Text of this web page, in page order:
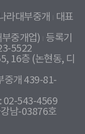
라대부중개
대표
중개업) 등록기
5522
16층 (논현동, 디
중개 439-81-
02-543-4569
남-03876호